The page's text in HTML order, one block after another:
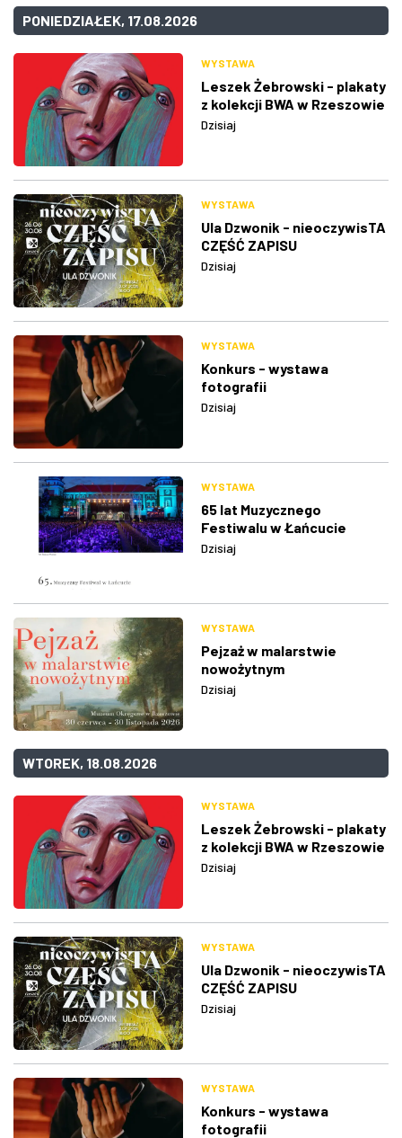
PONIEDZIAŁEK, 17.08.2026
WYSTAWA
Leszek Żebrowski - plakaty
z kolekcji BWA w Rzeszowie
Dzisiaj
WYSTAWA
Ula Dzwonik - nieoczywisTA
CZĘŚĆ ZAPISU
Dzisiaj
WYSTAWA
Konkurs - wystawa
fotografii
Dzisiaj
WYSTAWA
65 lat Muzycznego
Festiwalu w Łańcucie
Dzisiaj
WYSTAWA
Pejzaż w malarstwie
nowożytnym
Dzisiaj
WTOREK, 18.08.2026
WYSTAWA
Leszek Żebrowski - plakaty
z kolekcji BWA w Rzeszowie
Dzisiaj
WYSTAWA
Ula Dzwonik - nieoczywisTA
CZĘŚĆ ZAPISU
Dzisiaj
WYSTAWA
Konkurs - wystawa
fotografii